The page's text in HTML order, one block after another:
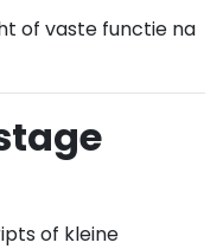
of vaste functie na
of kleine